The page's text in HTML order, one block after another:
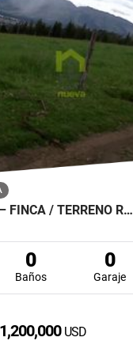
FINCA / TERRENO R…
0
Baños
0
Garaje
USD